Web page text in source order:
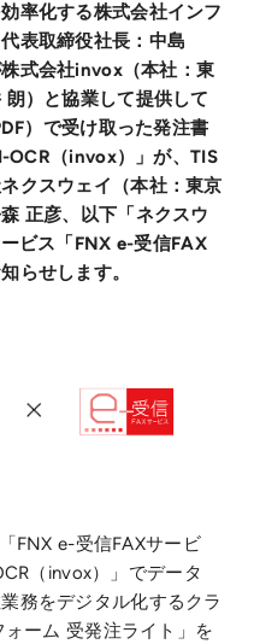
率化する株式会社インフ
表取締役社長：中島
式会社invox（本社：東
）と協業して提供して
）で受け取った発注書
OCR（invox）」が、TIS
クスウェイ（本社：東京
正彦、以下「ネクスウ
ビス「FNX e-受信FAX
らせします。
FNX e-受信FAXサービ
（invox）」でデータ
務をデジタル化するクラ
ーム 受発注ライト」を